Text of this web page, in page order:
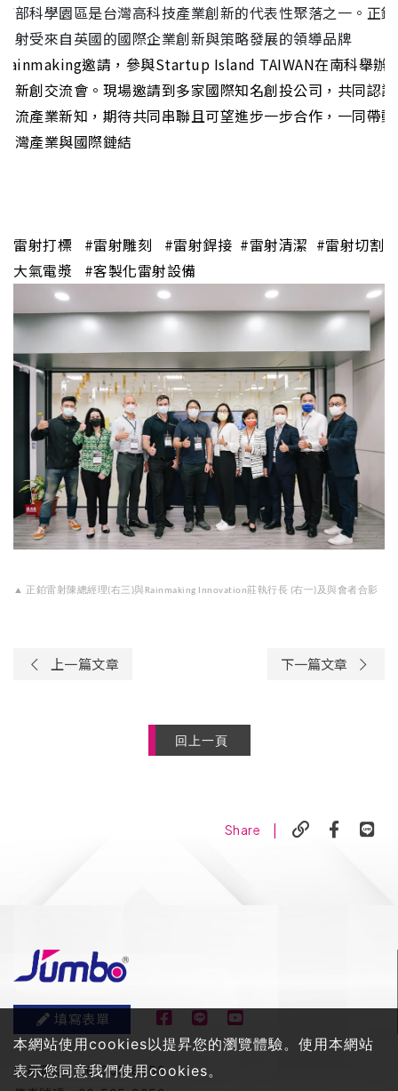
南部科學園區是台灣高科技產業創新的代表性聚落之一。正鉑
雷射受來自英國的國際企業創新與策略發展的領導品牌
Rainmaking邀請，參與Startup Island TAIWAN在南科舉辦
的新創交流會。現場邀請到多家國際知名創投公司，共同認識
交流產業新知，期待共同串聯且可望進步一步合作，一同帶動
台灣產業與國際鏈結
#雷射打標 #雷射雕刻 #雷射銲接 #雷射清潔 #雷射切割
#大氣電漿 #客製化雷射設備
▲ 正鉑雷射陳總經理(右三)與Rainmaking Innovation莊執行長 (右一)及與會者合影
上一篇文章 下一篇文章
回上一頁
Share |
填寫表單
服務電話：06-505-8858
本網站使用cookies以提昇您的瀏覽體驗。使用本網站
表示您同意我們使用cookies。